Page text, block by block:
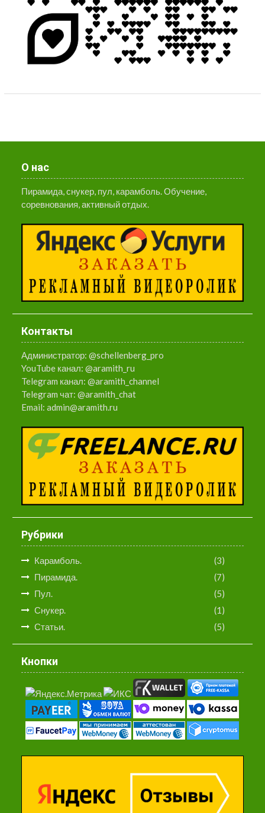
О нас
Пирамида, снукер, пул, карамболь. Обучение,
соревнования, активный отдых.
Контакты
Администратор:@schellenberg_pro
YouTube канал:@aramith_ru
Telegram канал:@aramith_channel
Telegram чат:@aramith_chat
Email:admin@aramith.ru
Рубрики
Карамболь.
(3)
Пирамида.
(7)
Пул.
(5)
Снукер.
(1)
Статьи.
(5)
Кнопки